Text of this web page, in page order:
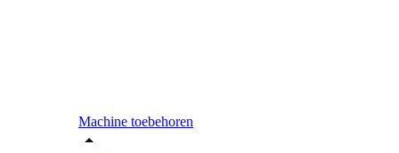
Machine toebehoren